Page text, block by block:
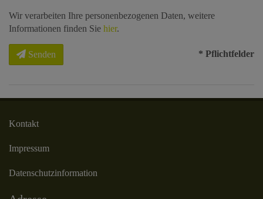
Wir verarbeiten Ihre personenbezogenen Daten, weitere
Informationen finden Sie hier.
Senden * Pflichtfelder
Kontakt
Impressum
Datenschutzinformation